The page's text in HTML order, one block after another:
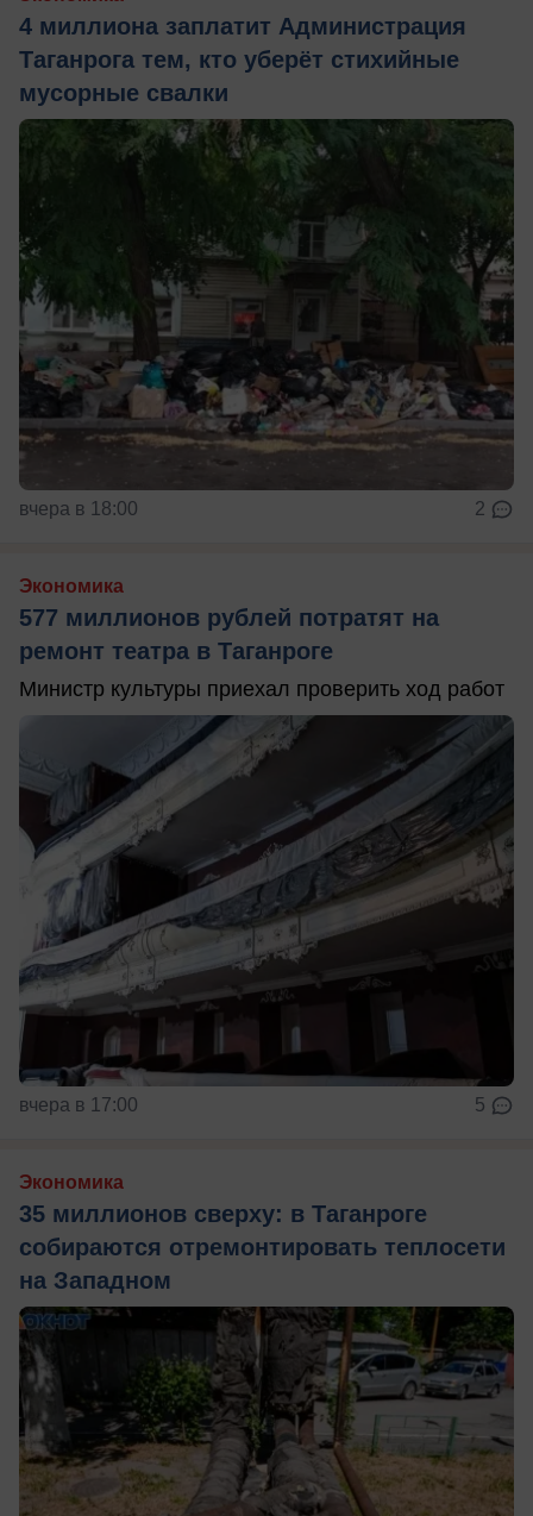
4 миллиона заплатит Администрация
Таганрога тем, кто уберёт стихийные
мусорные свалки
вчера в 18:00 2
Экономика
577 миллионов рублей потратят на
ремонт театра в Таганроге
Министр культуры приехал проверить ход работ
вчера в 17:00 5
Экономика
35 миллионов сверху: в Таганроге
собираются отремонтировать теплосети
на Западном